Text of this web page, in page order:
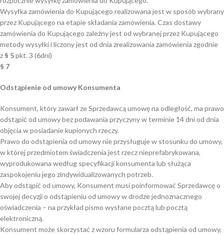
Wysyłka zamówienia do Kupującego realizowana jest w sposób wybrany
przez Kupującego na etapie składania zamówienia. Czas dostawy
zamówienia do Kupującego zależny jest od wybranej przez Kupującego
metody wysyłki i liczony jest od dnia zrealizowania zamówienia zgodnie
z § 5pkt. 3 (6dni)
§ 7
Odstąpienie od umowy Konsumenta
Konsument, który zawarł ze Sprzedawcą umowę na odległość, ma prawo
odstąpić od umowy bez podawania przyczyny w terminie 14 dni od dnia
objęcia w posiadanie kupionych rzeczy.
Prawo do odstąpienia od umowy nie przysługuje w stosunku do umowy,
w której przedmiotem świadczenia jest rzecz nieprefabrykowana,
wyprodukowana według specyfikacji konsumenta lub służąca
zaspokojeniu jego zindywidualizowanych potrzeb.
Aby odstąpić od umowy, Konsument musi poinformować Sprzedawcę o
swojej decyzji o odstąpieniu od umowy w drodze jednoznacznego
oświadczenia – na przykład pismo wysłane pocztą lub pocztą
elektroniczną.
Konsument może skorzystać z wzoru formularza odstąpienia od umowy,